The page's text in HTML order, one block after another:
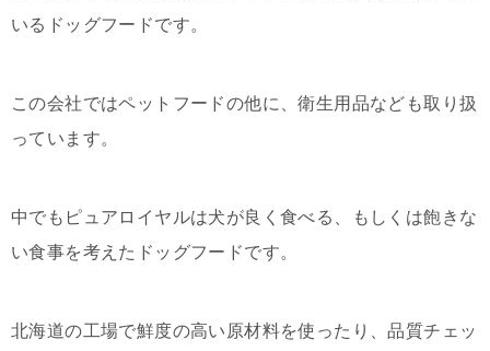
いるドッグフードです。
この会社ではペットフードの他に、衛生用品なども取り扱
っています。
中でもピュアロイヤルは犬が良く食べる、もしくは飽きな
い食事を考えたドッグフードです。
北海道の工場で鮮度の高い原材料を使ったり、品質チェッ